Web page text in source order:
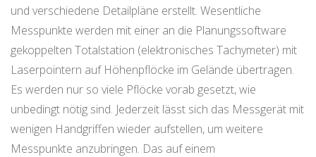
und verschiedene Detailpläne erstellt. Wesentliche
Messpunkte werden mit einer an die Planungssoftware
gekoppelten Totalstation (elektronisches Tachymeter) mit
Laserpointern auf Höhenpflöcke im Gelände übertragen.
Es werden nur so viele Pflöcke vorab gesetzt, wie
unbedingt nötig sind. Jederzeit lässt sich das Messgerät mit
wenigen Handgriffen wieder aufstellen, um weitere
Messpunkte anzubringen. Das auf einem